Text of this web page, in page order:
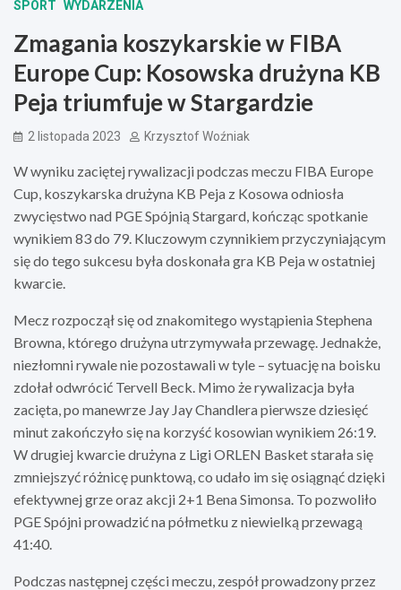
SPORT WYDARZENIA
Zmagania koszykarskie w FIBA
Europe Cup: Kosowska drużyna KB
Peja triumfuje w Stargardzie
2 listopada 2023 Krzysztof Woźniak
W wyniku zaciętej rywalizacji podczas meczu FIBA Europe
Cup, koszykarska drużyna KB Peja z Kosowa odniosła
zwycięstwo nad PGE Spójnią Stargard, kończąc spotkanie
wynikiem 83 do 79. Kluczowym czynnikiem przyczyniającym
się do tego sukcesu była doskonała gra KB Peja w ostatniej
kwarcie.
Mecz rozpoczął się od znakomitego wystąpienia Stephena
Browna, którego drużyna utrzymywała przewagę. Jednakże,
niezłomni rywale nie pozostawali w tyle – sytuację na boisku
zdołał odwrócić Tervell Beck. Mimo że rywalizacja była
zacięta, po manewrze Jay Jay Chandlera pierwsze dziesięć
minut zakończyło się na korzyść kosowian wynikiem 26:19.
W drugiej kwarcie drużyna z Ligi ORLEN Basket starała się
zmniejszyć różnicę punktową, co udało im się osiągnąć dzięki
efektywnej grze oraz akcji 2+1 Bena Simonsa. To pozwoliło
PGE Spójni prowadzić na półmetku z niewielką przewagą
41:40.
Podczas następnej części meczu, zespół prowadzony przez